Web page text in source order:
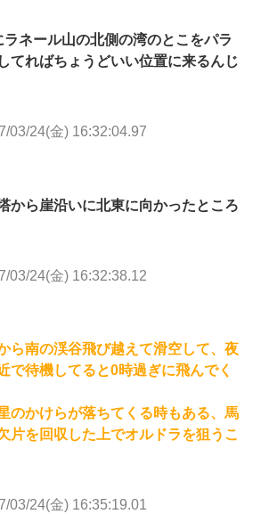
ネール山の北側の湾のとこをパラ
てればちょうどいい位置に来るんじ
03/24(金) 16:32:04.97
から崖沿いに北東に向かったところ
03/24(金) 16:32:38.12
ら南の渓谷飛び越えて滑空して、夜
で待機してると0時過ぎに飛んでく
のかけらが落ちてくる時もある、馬
片を回収した上でオルドラを狙うこ
03/24(金) 16:35:19.01